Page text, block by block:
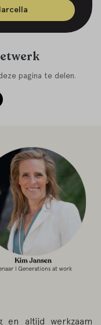
pagina te delen.
en altijd werkzaam